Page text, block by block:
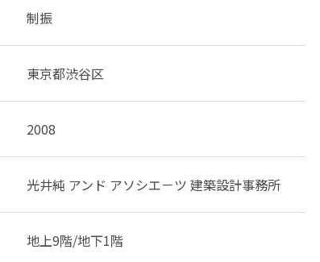
制振
東京都渋谷区
2008
光井純 アンド アソシエ－ツ 建築設計事務所
地上9階/地下1階